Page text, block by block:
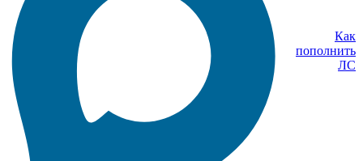
Как
пополнить
ЛС